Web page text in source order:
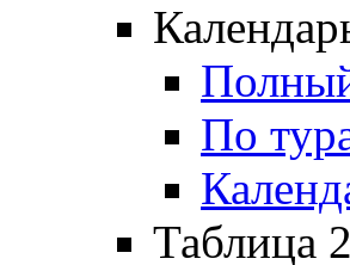
По
Таблица